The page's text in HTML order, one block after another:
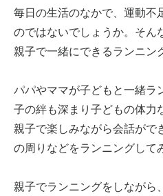
毎日の生活のなかで、運動
のではないでしょうか。そん
親子で一緒にできるランニン
パパやママが子どもと一緒ラ
子の絆も深まり子どもの体力
親子で楽しみながら会話がで
の周りなどをランニングして
親子でランニングをしながら